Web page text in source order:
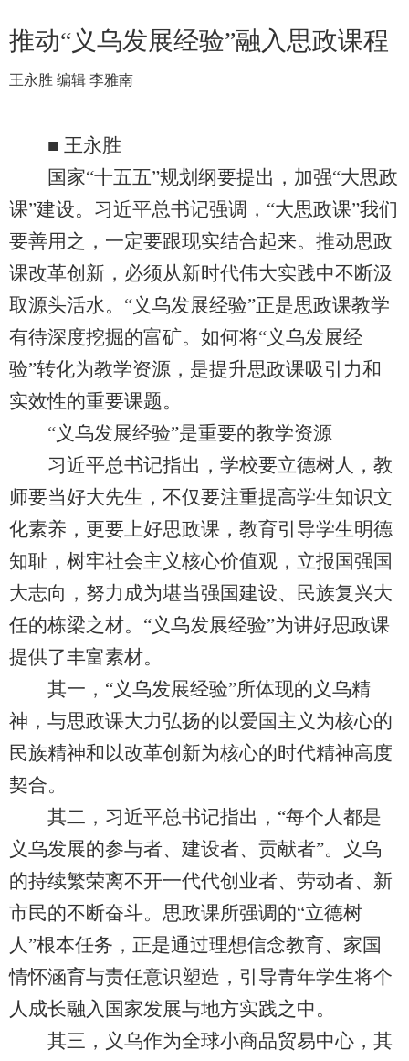
推动“义乌发展经验”融入思政课程
王永胜 编辑 李雅南
■ 王永胜
国家“十五五”规划纲要提出，加强“大思政
课”建设。习近平总书记强调，“大思政课”我们
要善用之，一定要跟现实结合起来。推动思政
课改革创新，必须从新时代伟大实践中不断汲
取源头活水。“义乌发展经验”正是思政课教学
有待深度挖掘的富矿。如何将“义乌发展经
验”转化为教学资源，是提升思政课吸引力和
实效性的重要课题。
“义乌发展经验”是重要的教学资源
习近平总书记指出，学校要立德树人，教
师要当好大先生，不仅要注重提高学生知识文
化素养，更要上好思政课，教育引导学生明德
知耻，树牢社会主义核心价值观，立报国强国
大志向，努力成为堪当强国建设、民族复兴大
任的栋梁之材。“义乌发展经验”为讲好思政课
提供了丰富素材。
其一，“义乌发展经验”所体现的义乌精
神，与思政课大力弘扬的以爱国主义为核心的
民族精神和以改革创新为核心的时代精神高度
契合。
其二，习近平总书记指出，“每个人都是
义乌发展的参与者、建设者、贡献者”。义乌
的持续繁荣离不开一代代创业者、劳动者、新
市民的不断奋斗。思政课所强调的“立德树
人”根本任务，正是通过理想信念教育、家国
情怀涵育与责任意识塑造，引导青年学生将个
人成长融入国家发展与地方实践之中。
其三，义乌作为全球小商品贸易中心，其